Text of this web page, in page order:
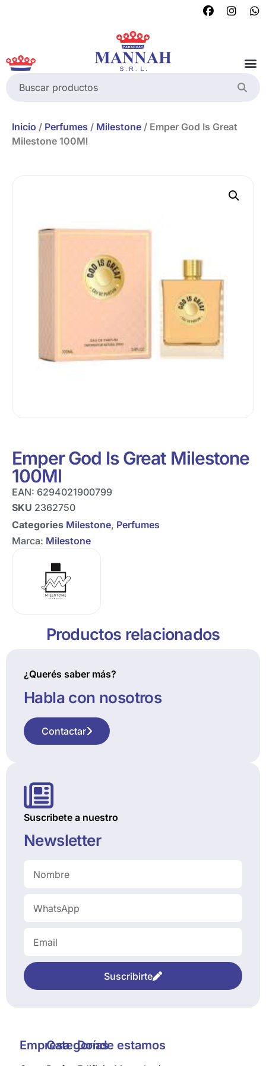
Inicio / Perfumes / Milestone / Emper God Is Great
Milestone 100Ml
Emper God Is Great Milestone
100Ml
EAN: 6294021900799
SKU 2362750
Categories Milestone, Perfumes
Marca: Milestone
Productos relacionados
¿Querés saber más?
Habla con nosotros
Contactar
Suscribete a nuestro
Newsletter
Suscribirte
EmpresaCategoríasDonde estamos